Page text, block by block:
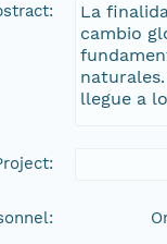
La
cambio
llegue a